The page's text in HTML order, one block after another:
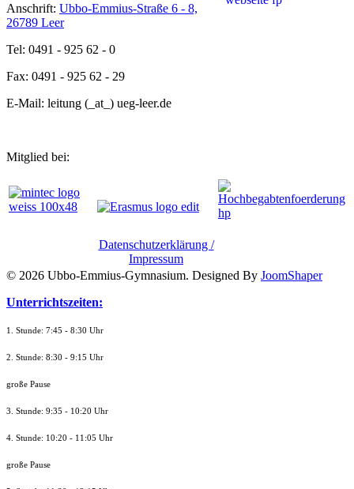
Anschrift: Ubbo-Emmius-Straße 6 - 8,
26789 Leer
Tel: 0491 - 925 62 - 0
Fax: 0491 - 925 62 - 29
E-Mail: leitung (_at_) ueg-leer.de
Mitglied bei:
Datenschutzerklärung /
Impressum
© 2026 Ubbo-Emmius-Gymnasium. Designed By JoomShaper
Unterrichtszeiten:
1. Stunde: 7:45 - 8:30 Uhr
2. Stunde: 8:30 - 9:15 Uhr
große Pause
3. Stunde: 9:35 - 10:20 Uhr
4. Stunde: 10:20 - 11:05 Uhr
große Pause